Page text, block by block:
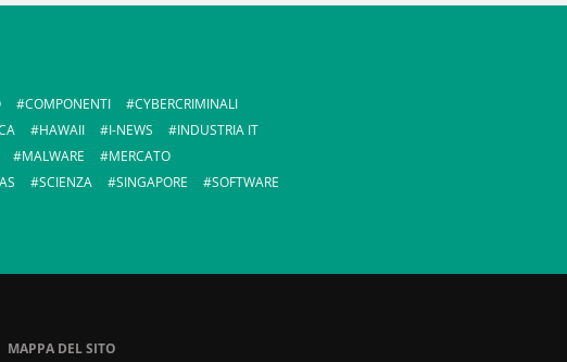
COMPONENTI
CYBERCRIMINALI
HAWAII I-NEWS
INDUSTRIA IT
MALWARE
MERCATO
SCIENZA SINGAPORE
SOFTWARE
MAPPA DEL SITO